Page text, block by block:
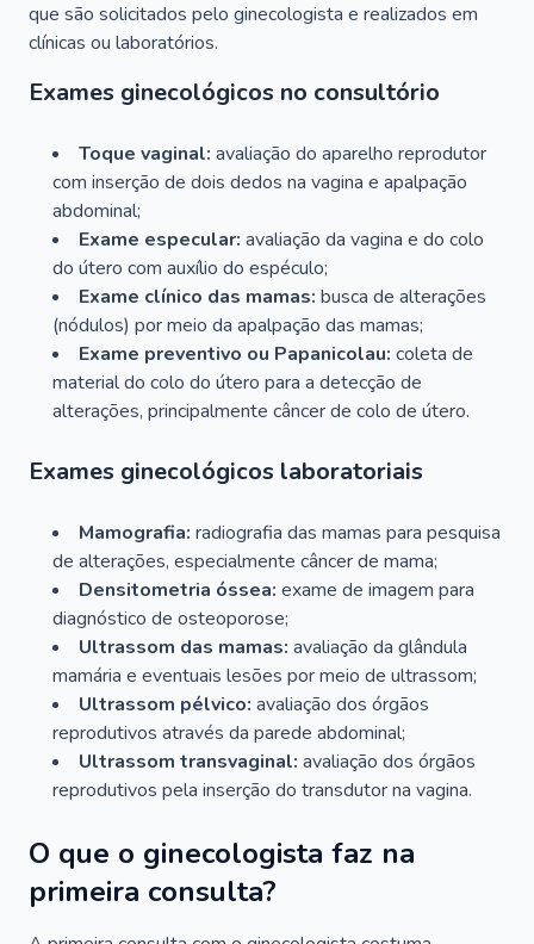
que são solicitados pelo ginecologista e realizados em
clínicas ou laboratórios.
Exames ginecológicos no consultório
Toque vaginal: avaliação do aparelho reprodutor
com inserção de dois dedos na vagina e apalpação
abdominal;
Exame especular: avaliação da vagina e do colo
do útero com auxílio do espéculo;
Exame clínico das mamas: busca de alterações
(nódulos) por meio da apalpação das mamas;
Exame preventivo ou Papanicolau: coleta de
material do colo do útero para a detecção de
alterações, principalmente câncer de colo de útero.
Exames ginecológicos laboratoriais
Mamografia: radiografia das mamas para pesquisa
de alterações, especialmente câncer de mama;
Densitometria óssea: exame de imagem para
diagnóstico de osteoporose;
Ultrassom das mamas: avaliação da glândula
mamária e eventuais lesões por meio de ultrassom;
Ultrassom pélvico: avaliação dos órgãos
reprodutivos através da parede abdominal;
Ultrassom transvaginal: avaliação dos órgãos
reprodutivos pela inserção do transdutor na vagina.
O que o ginecologista faz na
primeira consulta?